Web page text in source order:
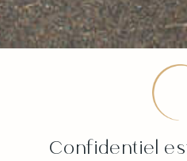
Confidentiel